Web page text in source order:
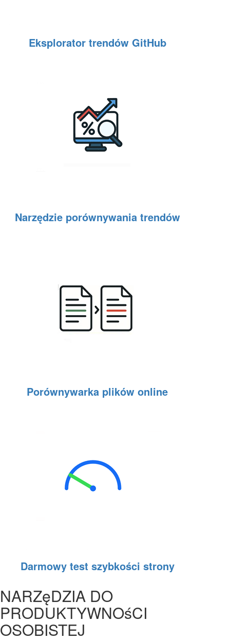
Eksplorator trendów GitHub
Narzędzie porównywania trendów
Porównywarka plików online
Darmowy test szybkości strony
NARZęDZIA DO
PRODUKTYWNOśCI
OSOBISTEJ